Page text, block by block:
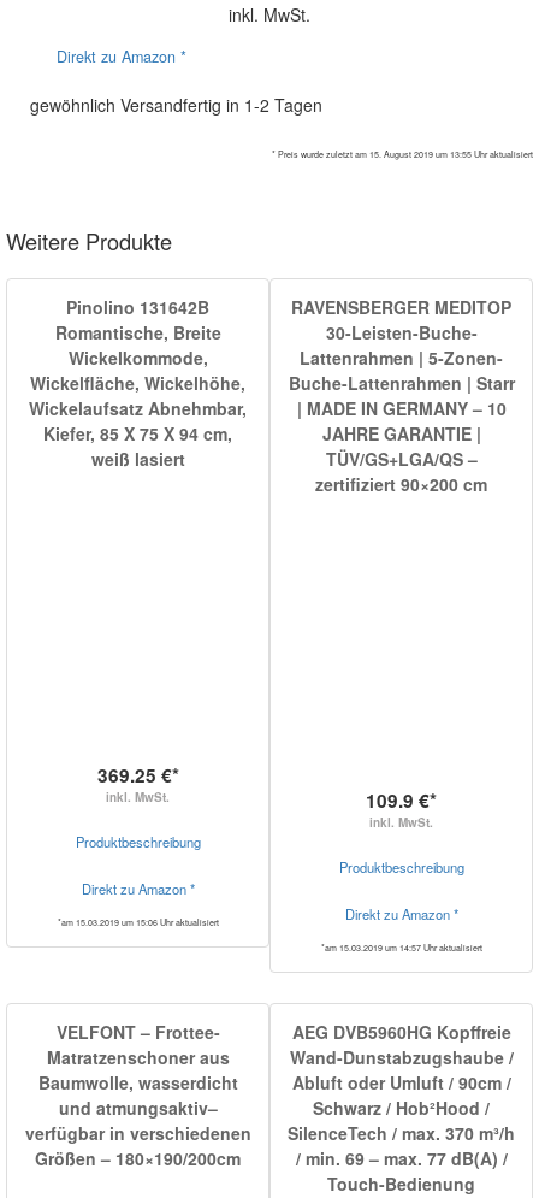
inkl. MwSt.
Direkt zu Amazon *
gewöhnlich Versandfertig in 1-2 Tagen
* Preis wurde zuletzt am 15. August 2019 um 13:55 Uhr aktualisiert
Weitere Produkte
Pinolino 131642B
Romantische, Breite
Wickelkommode,
Wickelfläche, Wickelhöhe,
Wickelaufsatz Abnehmbar,
Kiefer, 85 X 75 X 94 cm,
weiß lasiert
369.25 €*
inkl. MwSt.
Produktbeschreibung
Direkt zu Amazon *
*am 15.03.2019 um 15:06 Uhr aktualisiert
RAVENSBERGER MEDITOP
30-Leisten-Buche-
Lattenrahmen | 5-Zonen-
Buche-Lattenrahmen | Starr
| MADE IN GERMANY – 10
JAHRE GARANTIE |
TÜV/GS+LGA/QS –
zertifiziert 90×200 cm
109.9 €*
inkl. MwSt.
Produktbeschreibung
Direkt zu Amazon *
*am 15.03.2019 um 14:57 Uhr aktualisiert
VELFONT – Frottee-
Matratzenschoner aus
Baumwolle, wasserdicht
und atmungsaktiv–
verfügbar in verschiedenen
Größen – 180×190/200cm
AEG DVB5960HG Kopffreie
Wand-Dunstabzugshaube /
Abluft oder Umluft / 90cm /
Schwarz / Hob²Hood /
SilenceTech / max. 370 m³/h
/ min. 69 – max. 77 dB(A) /
Touch-Bedienung